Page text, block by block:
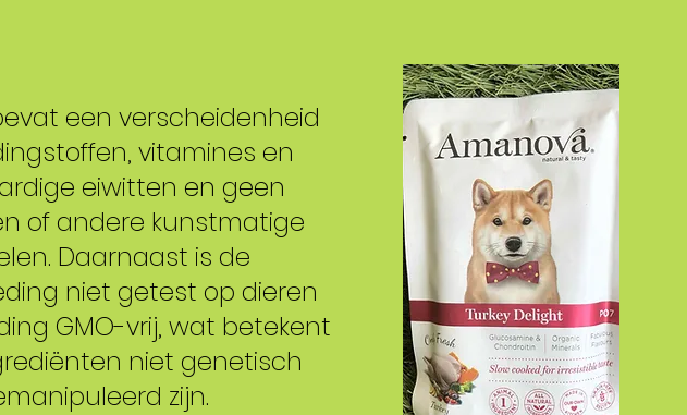
een verscheidenheid
vitamines en
eiwitten en geen
of andere kunstmatige
Daarnaast is de
niet getest op dieren
GMO-vrij, wat betekent
niet genetisch
zijn.